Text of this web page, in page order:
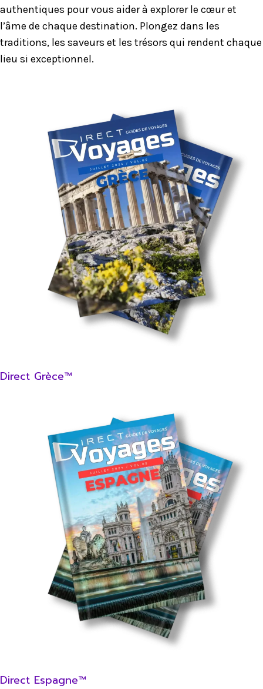
authentiques pour vous aider à explorer le cœur et
l’âme de chaque destination. Plongez dans les
traditions, les saveurs et les trésors qui rendent chaque
lieu si exceptionnel.
Direct Grèce™
Direct Espagne™